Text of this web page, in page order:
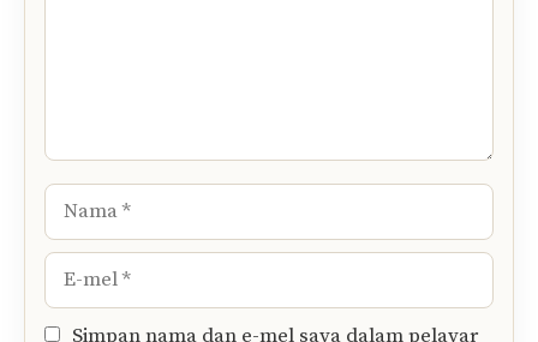
Nama
E-
mel
Simpan nama dan e-mel saya dalam pelayar